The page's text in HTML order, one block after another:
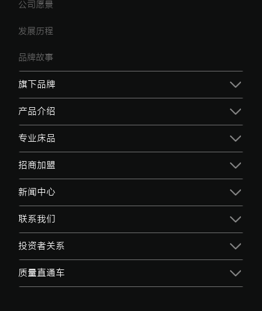
公司愿景
发展历程
品牌故事
旗下品牌
产品介绍
专业床品
招商加盟
新闻中心
联系我们
投资者关系
质量直通车